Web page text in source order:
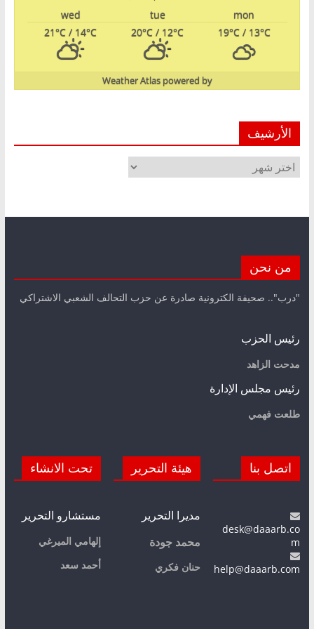
mon
tue
wed
19°C/ 13°C
20°C / 12°C
21°C / 14°C
powered by
Weather Atlas
الأرشيف
الأرشيف
من نحن
"درب".. صحيفة الكترونية صادرة عن حزب التحالف الشعبي الاشتراكي
رئيس الحزب
مدحت الزاهد
رئيس مجلس الإدارة
طلعت فهمي
اتصل بنا
desk@daaarb.co
m
help@daaarb.com
هيئة التحرير
مديرا التحرير
محمد جودة
حنان فكري
تحت الانشاء
مستشارو التحرير
إلهامي الميرغي
أحمد سعد